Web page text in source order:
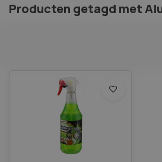
Producten getagd met